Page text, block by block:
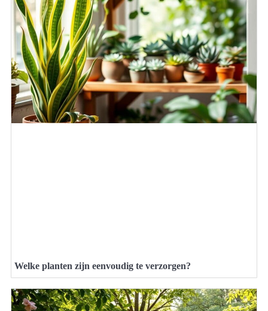
Welke planten zijn eenvoudig te verzorgen?